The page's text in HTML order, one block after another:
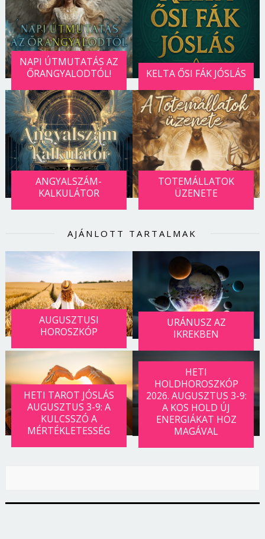
NAPI ÚTMUTATÁS AZ
ŐRANGYALODTÓL!
KELTA ŐSI FÁK JÓSLÁS
ANGYALSZÁM-
KALKULÁTOR
TOTEMÁLLATOK
ÜZENETE
AJÁNLOTT TARTALMAK
AUGUSZTUSI
HOROSZKÓP
URÁNUSZ AZ
IKREKBEN
HETI TAROT JÓSLÁS
AUGUSZTUS 3-9: A
KULCSSZÓ A
MÉRTÉKLETESSÉG
HETI
HOLDHOROSZKÓP
2026. AUGUSZTUS 3-9:
A KOS HOLD ÚJ
ENERGIÁKAT HOZ
MAGÁVAL